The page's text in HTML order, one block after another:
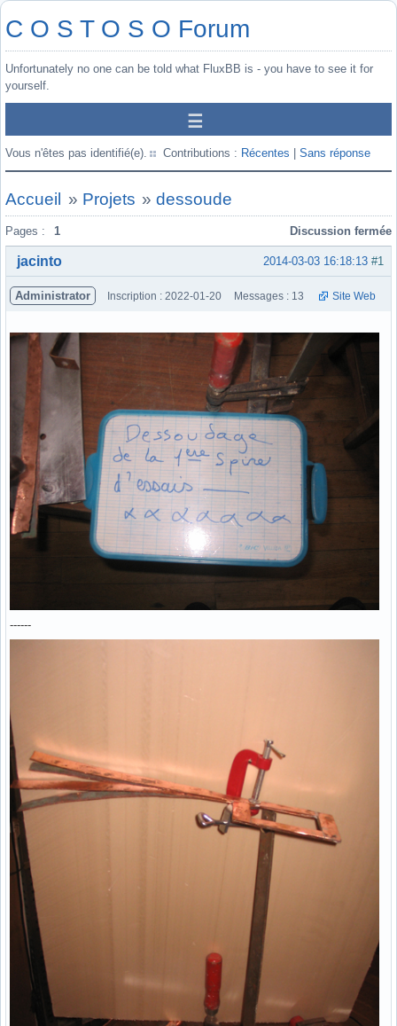
C O S T O S O Forum
Unfortunately no one can be told what FluxBB is - you have to see it for
yourself.
Vous n'êtes pas identifié(e). Contributions : Récentes Sans réponse
Accueil » Projets »dessoude
Pages : 1 Discussion fermée
#1
2014-03-03 16:18:13
jacinto
Administrator Inscription : 2022-01-20 Messages : 13 Site Web
------